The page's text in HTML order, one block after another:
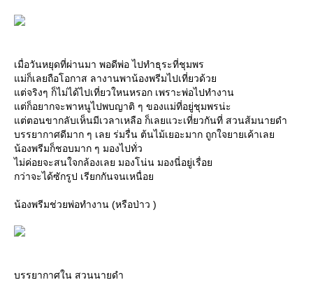
เมื่อวันหยุดที่ผ่านมา พอดีพ่อ ไปทำธุระที่ชุมพร
แม่ก็เลยถือโอกาส ลางานพาน้องพรีมไปเที่ยวด้วย
แต่จริงๆ ก็ไม่ได้ไปเที่ยวใหนหรอก เพราะพ่อไปทำงาน
แต่ก็อยากจะพาหนูไปพบญาติ ๆ ของแม่ที่อยู่ชุมพรน่ะ
แต่ตอนขากลับเห็นมีเวลาเหลือ ก็เลยแวะเที่ยวกันที่ สวนส้มนายดำ
บรรยากาศดีมาก ๆ เลย ร่มรื่น ต้นไม้เยอะมาก ถูกใจยายเค้าเลย
น้องพรีมก็ชอบมาก ๆ มองไปทั่ว
ไม่ค่อยจะสนใจกล้องเลย มองโน่น มองนี่อยู่เรื่อย
กว่าจะได้ซักรูป เรียกกันจนเหนื่อย
น้องพรีมช่วยพ่อทำงาน (หรือป่าว )
บรรยากาศใน สวนนายดำ